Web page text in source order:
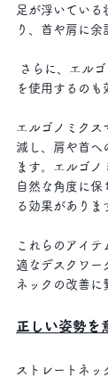
足が浮いている
り、首や肩に余
を使用するのも
エルゴノミクス
減し、肩や首へ
ます。エルゴノ
自然な角度に保
る効果がありま
これらのアイ
適なデスクワー
ネックの改善に
正しい姿勢を
ストレートネッ